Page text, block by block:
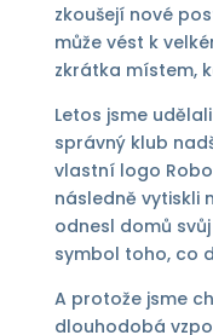
zkoušejí nové
může vést k
zkrátka místem,
Letos jsme
správný klub
vlastní logo
následně vytiskli
odnesl domů
symbol toho, co
A protože jsme
dlouhodobá